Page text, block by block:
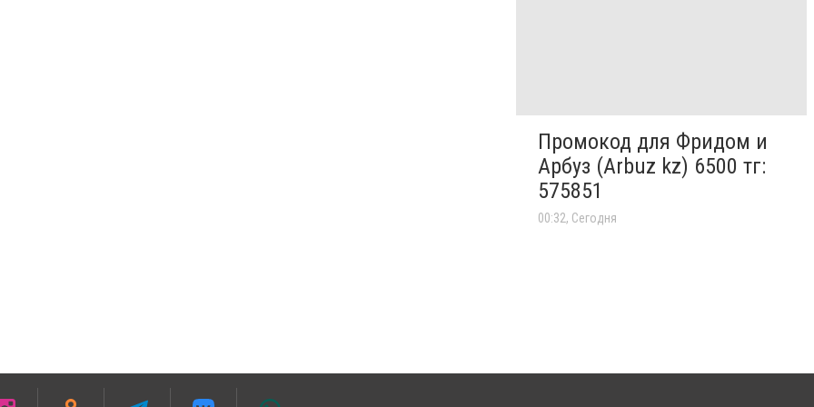
Промокод для Фридом и
Арбуз (Arbuz kz) 6500 тг:
575851
00:32, Сегодня